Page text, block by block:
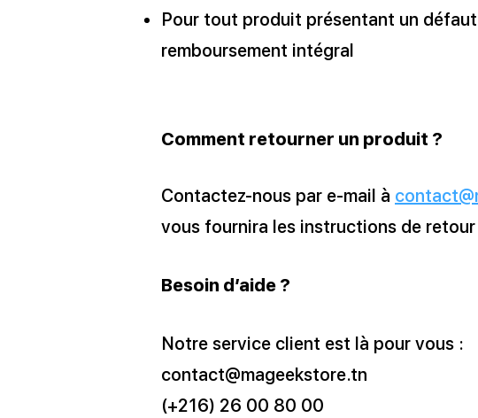
Pour tout produit présentant un
remboursement intégral
Comment retourner un produit ?
Contactez-nous par e-mail à
vous fournira les instructions de
Besoin d’aide ?
Notre service client est là pour vous :
contact@mageekstore.tn
(+216) 26 00 80 00